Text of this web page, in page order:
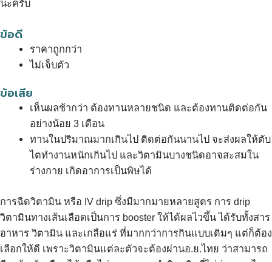
นะครับ
ข้อดี
ราคาถูกกว่า
ไม่เจ็บตัว
ข้อเสีย
เห็นผลช้ากว่า ต้องทานหลายชนิด และต้องทานติดต่อกัน
อย่างน้อย 3 เดือน
ทานในปริมาณมากเกินไป ติดต่อกันนานไป จะส่งผลให้ตับ
ไตทำงานหนักเกินไป และวิตามินบางชนิดอาจสะสมใน
ร่างกาย เกิดอาการเป็นพิษได้
การฉีดวิตามิน หรือ IV drip ซึ่งมีมากมายหลายสูตร การ drip
วิตามินทางเส้นเลือดเป็นการ booster ให้ได้ผลไวขึ้น ได้รับทั้งสาร
อาหาร วิตามิน และเกลือแร่ ที่มากกว่าการกินแบบเดิมๆ แต่ก็ต้อง
เลือกให้ดี เพราะวิตามินแต่ละตัวจะต้องผ่านอ.ย.ไทย ว่าสามารถ